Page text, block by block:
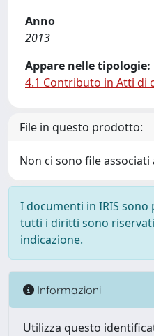
Anno
2013
Appare nelle tipologie:
4.1 Contributo in Atti di
File in questo prodotto:
Non ci sono file
I documenti in IRIS
tutti i diritti sono
indicazione.
Informazioni
Utilizza questo